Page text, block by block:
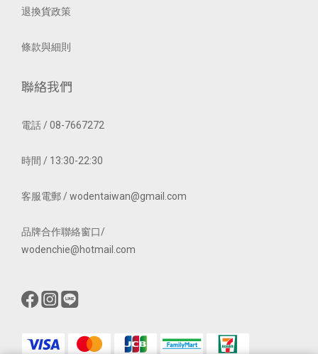
退換貨政策
條款與細則
聯絡我們
電話 / 08-7667272
時間 / 13:30-22:30
客服電郵 / wodentaiwan@gmail.com
品牌合作聯絡窗口/
wodenchie@hotmail.com